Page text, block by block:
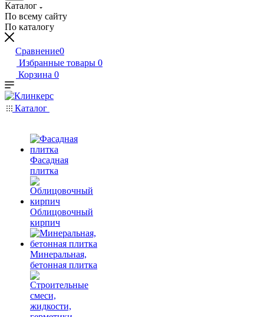
Каталог
По всему сайту
По каталогу
Сравнение0
Избранные товары 0
Корзина 0
Каталог
Фасадная
плитка
Облицовочный
кирпич
Минеральная,
бетонная плитка